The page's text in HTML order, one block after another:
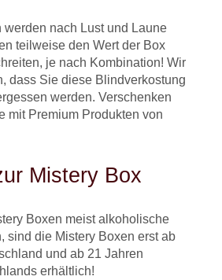
werden nach Lust und Laune
teilweise den Wert der Box
je nach Kombination! Wir
dass Sie diese Blindverkostung
werden. Verschenken
mit Premium Produkten von
Mistery Box
Boxen meist alkoholische
sind die Mistery Boxen erst ab
und ab 21 Jahren
erhältlich!